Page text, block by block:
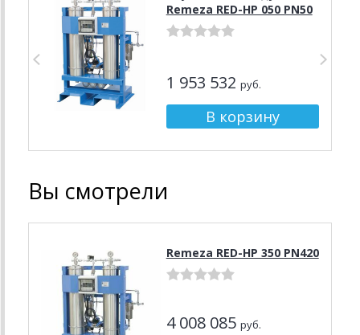
Remeza RED-HP 050 PN50
1 953 532 руб.
Вы смотрели
Remeza RED-HP 350 PN420
4 008 085 руб.